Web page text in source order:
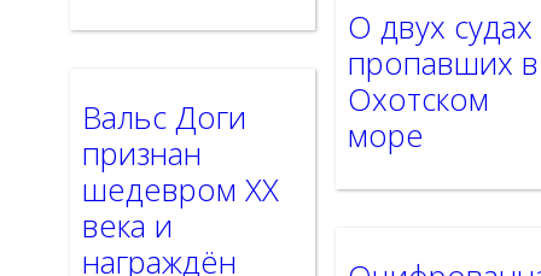
Вальс Доги
признан
шедевром ХХ
века и
награждён
О двух судах
пропавших в
Охотском
море